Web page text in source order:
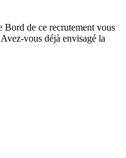
Bord de ce recrutement vous
vous déjà envisagé la